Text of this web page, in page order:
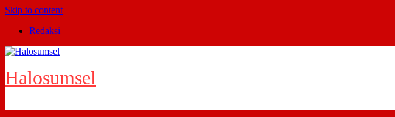
Skip to content
Redaksi
Halosumsel